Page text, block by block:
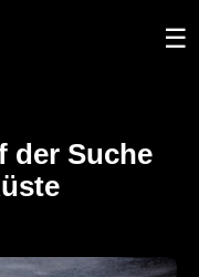
☰
der Suche